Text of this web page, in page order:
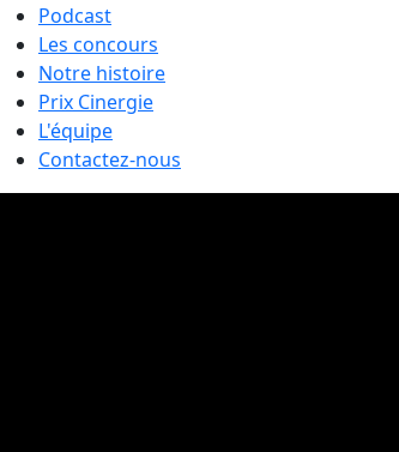
Podcast
Les concours
Notre histoire
Prix Cinergie
L'équipe
Contactez-nous